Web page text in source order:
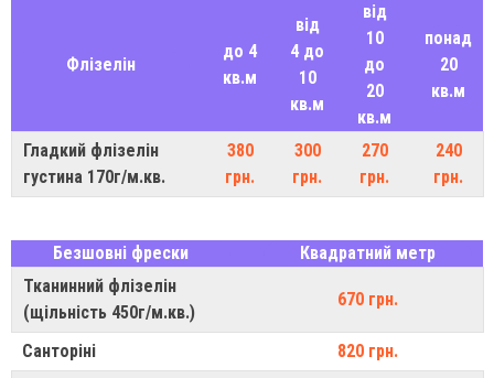
Флізелін
до 4
кв.м
від
4 до
10
кв.м
від
10
до
20
кв.м
понад
20
кв.м
Гладкий флізелін
густина 170г/м.кв.
380
грн.
300
грн.
270
грн.
240
грн.
Безшовні фрески
Квадратний метр
Тканинний флізелін
(щільність 450г/м.кв.)
670 грн.
Санторіні
820 грн.